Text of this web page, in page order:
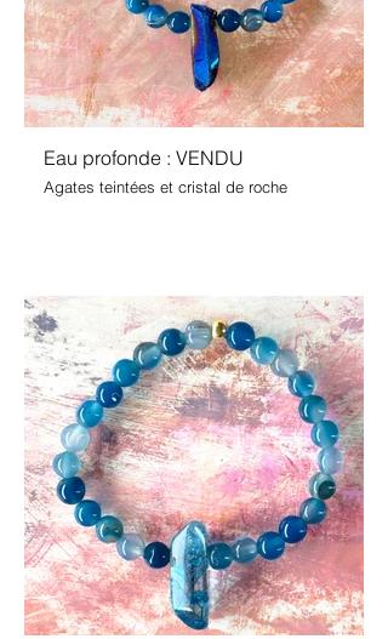
Eau profonde : VENDU
Agates teintées et cristal de roche